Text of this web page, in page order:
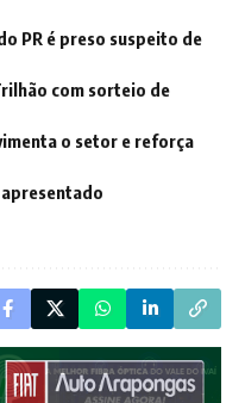
PR é preso suspeito de
com sorteio de
o setor e reforça
apresentado